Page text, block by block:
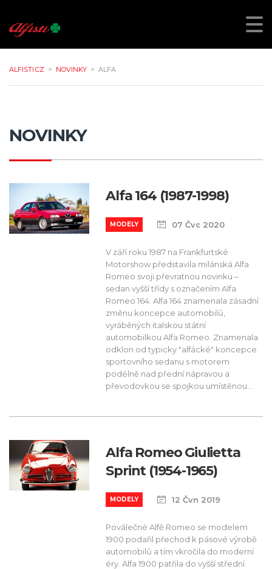
ALFISTI.CZ > NOVINKY > ALFA
NOVINKY
Alfa 164 (1987-1998)
MODELY 07 Čvc 2020
V září roku 1987 na Frankfurtské
Motorshow představila milánská Alfa
Romeo svoji převratnou novinku –
sedan vyšší třídy s označením Alfa
Romeo 164. Alfa 164 znamenala zásadní
změnu koncepce automobilů,
vyráběných italskou státní
automobilkou Alfa Romeo. Znamenala
odklon od typicky "alfácké" koncepce
sportovního sedanu s motorem
podélně nad přední nápravou a
převodovkou se spojkou umístěnou...
Alfa Romeo Giulietta
Sprint (1954-1965)
MODELY 12 Čvn 2019
Poválečné Alfě Romeo se modelem
1900 podařil přechod k pásové výrobě
automobilů a tím vkročila do moderní
éry. Alfa 1900 patřila do vyšší střední